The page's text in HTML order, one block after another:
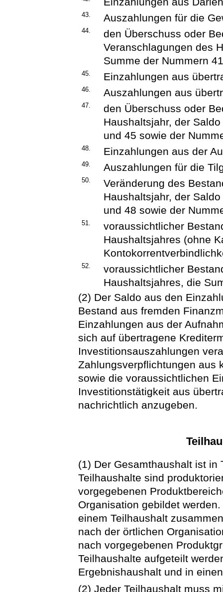
43. Auszahlungen für die
44.
den Überschuss oder
Veranschlagungen des
Summe der Nummern
45. Einzahlungen aus
46. Auszahlungen aus
47.
den Überschuss oder
Haushaltsjahr, der
und 45 sowie der
48. Einzahlungen aus der
49. Auszahlungen für die
50.
Veränderung des
Haushaltsjahr, der
und 48 sowie der
51.
voraussichtlicher
Haushaltsjahres (ohne
52.
voraussichtlicher
Haushaltsjahres, die
(2) Der Saldo aus den
Bestand aus fremden
Einzahlungen aus der
sich auf übertragene
Investitionsauszahlungen
Zahlungsverpflichtungen aus
sowie die voraussichtlichen
Investitionstätigkeit aus
nachrichtlich anzugeben.
(1) Der Gesamthaushalt ist in
Teilhaushalte sind
vorgegebenen
Organisation gebildet
einem Teilhaushalt
nach der örtlichen
nach vorgegebenen
Teilhaushalte aufgeteilt
Ergebnishaushalt und in
(2) Jeder Teilhaushalt muss